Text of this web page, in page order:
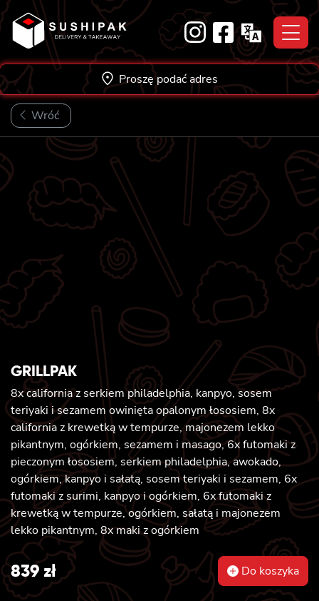
Skip
to
content
Proszę podać adres
Wróć
GRILLPAK
8x california z serkiem philadelphia, kanpyo, sosem
teriyaki i sezamem owinięta opalonym łososiem, 8x
california z krewetką w tempurze, majonezem lekko
pikantnym, ogórkiem, sezamem i masago, 6x futomaki z
pieczonym łososiem, serkiem philadelphia, awokado,
ogórkiem, kanpyo i sałatą, sosem teriyaki i sezamem, 6x
futomaki z surimi, kanpyo i ogórkiem, 6x futomaki z
krewetką w tempurze, ogórkiem, sałatą i majonezem
lekko pikantnym, 8x maki z ogórkiem
839 zł Do koszyka